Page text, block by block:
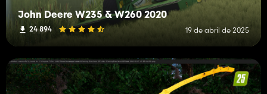
John Deere W235 & W260 2020
24 894 19 de abril de 2025